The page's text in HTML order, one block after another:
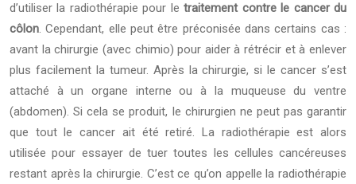
d’utiliser la radiothérapie pour letraitement contre le cancer du
côlon. Cependant, elle peut être préconisée dans certains cas :
avant la chirurgie (avec chimio) pour aider à rétrécir et à enlever
plus facilement la tumeur. Après la chirurgie, si le cancer s’est
attaché à un organe interne ou à la muqueuse du ventre
(abdomen). Si cela se produit, le chirurgien ne peut pas garantir
que tout le cancer ait été retiré. La radiothérapie est alors
utilisée pour essayer de tuer toutes les cellules cancéreuses
restant après la chirurgie. C’est ce qu’on appelle la radiothérapie